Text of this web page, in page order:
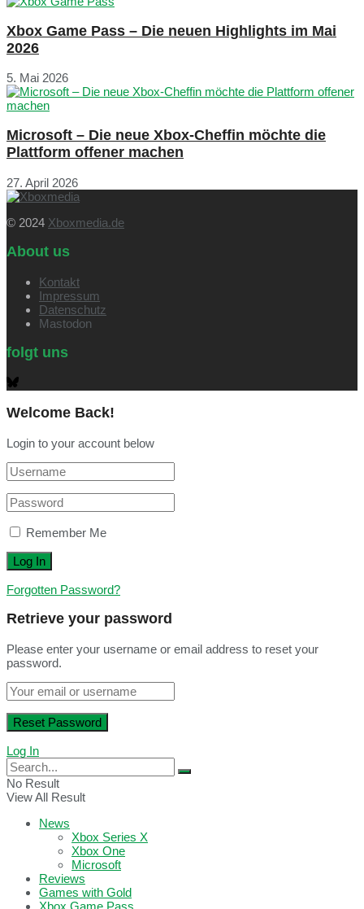
Xbox Game Pass – Die neuen Highlights im Mai
2026
5. Mai 2026
Microsoft – Die neue Xbox-Cheffin möchte die
Plattform offener machen
27. April 2026
© 2024 Xboxmedia.de
About us
Kontakt
Impressum
Datenschutz
Mastodon
folgt uns
Welcome Back!
Login to your account below
Remember Me
Forgotten Password?
Retrieve your password
Please enter your username or email address to reset your
password.
Log In
No Result
View All Result
News
Xbox Series X
Xbox One
Microsoft
Reviews
Games with Gold
Xbox Game Pass